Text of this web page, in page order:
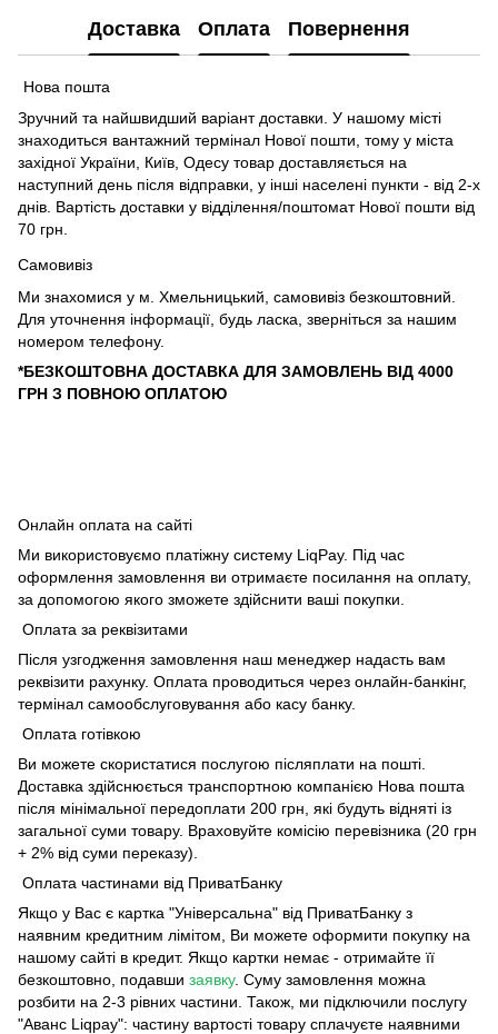
Доставка Оплата Повернення
Нова пошта
Зручний та найшвидший варіант доставки. У нашому місті
знаходиться вантажний термінал Нової пошти, тому у міста
західної України, Київ, Одесу товар доставляється на
наступний день після відправки, у інші населені пункти - від 2-х
днів. Вартість доставки у відділення/поштомат Нової пошти від
70 грн.
Самовивіз
Ми знахомися у м. Хмельницький, самовивіз безкоштовний.
Для уточнення інформації, будь ласка, зверніться за нашим
номером телефону.
*БЕЗКОШТОВНА ДОСТАВКА ДЛЯ ЗАМОВЛЕНЬ ВІД 4000
ГРН З ПОВНОЮ ОПЛАТОЮ
Онлайн оплата на сайті
Ми використовуємо платіжну систему LiqPay. Під час
оформлення замовлення ви отримаєте посилання на оплату,
за допомогою якого зможете здійснити ваші покупки.
Оплата за реквізитами
Після узгодження замовлення наш менеджер надасть вам
реквізити рахунку. Оплата проводиться через онлайн-банкінг,
термінал самообслуговування або касу банку.
Оплата готівкою
Ви можете скористатися послугою післяплати на пошті.
Доставка здійснюється транспортною компанією Нова пошта
після мінімальної передоплати 200 грн, які будуть відняті із
загальної суми товару. Враховуйте комісію перевізника (20 грн
+ 2% від суми переказу).
Оплата частинами від ПриватБанку
Якщо у Вас є картка "Універсальна" від ПриватБанку з
наявним кредитним лімітом, Ви можете оформити покупку на
нашому сайті в кредит. Якщо картки немає - отримайте її
безкоштовно, подавши заявку. Суму замовлення можна
розбити на 2-3 рівних частини. Також, ми підключили послугу
"Аванс Liqpay": частину вартості товару сплачуєте наявними